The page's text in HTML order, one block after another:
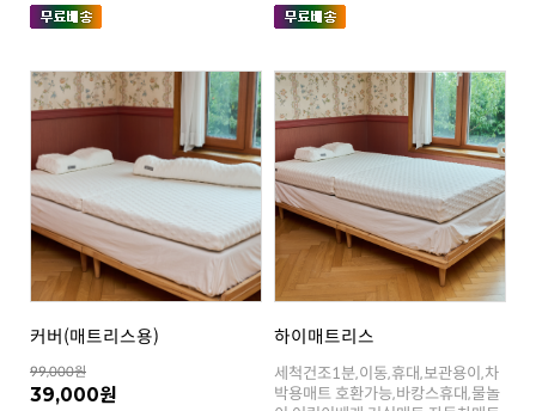
커버(매트리스용)
99,000원
39,000원
하이매트리스